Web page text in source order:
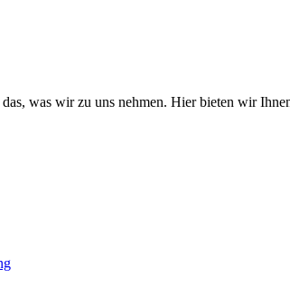
was wir zu uns nehmen. Hier bieten wir